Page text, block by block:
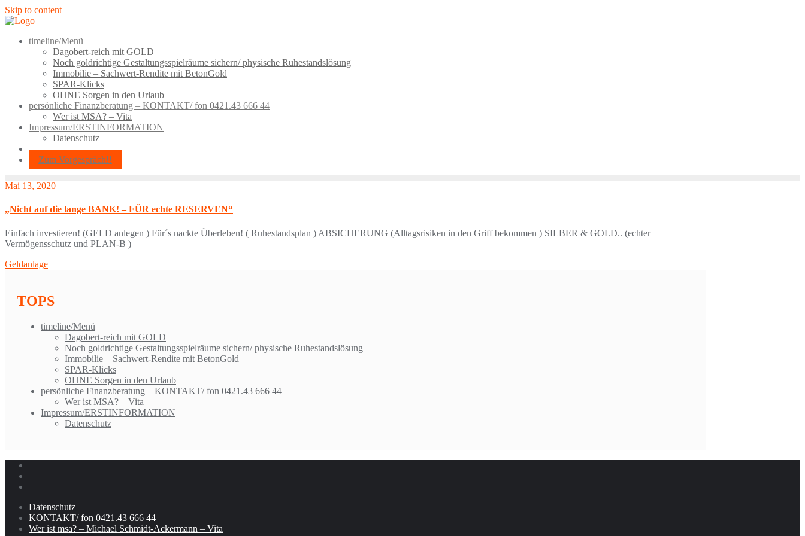
Skip to content
timeline/Menü
Dagobert-reich mit GOLD
Noch goldrichtige Gestaltungsspielräume sichern/ physische Ruhestandslösung
Immobilie – Sachwert-Rendite mit BetonGold
SPAR-Klicks
OHNE Sorgen in den Urlaub
persönliche Finanzberatung – KONTAKT/ fon 0421.43 666 44
Wer ist MSA? – Vita
Impressum/ERSTINFORMATION
Datenschutz
Zum Vorgespräch!!
Mai 13, 2020
„Nicht auf die lange BANK! – FÜR echte RESERVEN“
Einfach investieren! (GELD anlegen ) Für´s nackte Überleben! ( Ruhestandsplan ) ABSICHERUNG (Alltagsrisiken in den Griff bekommen ) SILBER & GOLD.. (echter
Vermögensschutz und PLAN-B )
Geldanlage
TOPS
timeline/Menü
Dagobert-reich mit GOLD
Noch goldrichtige Gestaltungsspielräume sichern/ physische Ruhestandslösung
Immobilie – Sachwert-Rendite mit BetonGold
SPAR-Klicks
OHNE Sorgen in den Urlaub
persönliche Finanzberatung – KONTAKT/ fon 0421.43 666 44
Wer ist MSA? – Vita
Impressum/ERSTINFORMATION
Datenschutz
Datenschutz
KONTAKT/ fon 0421.43 666 44
Wer ist msa? – Michael Schmidt-Ackermann – Vita